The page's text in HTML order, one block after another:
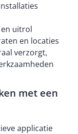
uitrol
en locaties
verzorgt,
met een
applicatie